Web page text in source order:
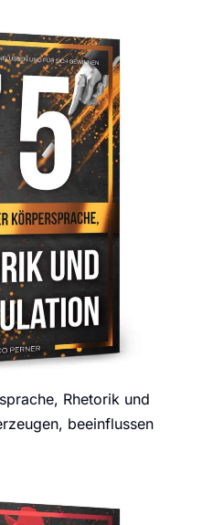
Rhetorik und
beeinflussen